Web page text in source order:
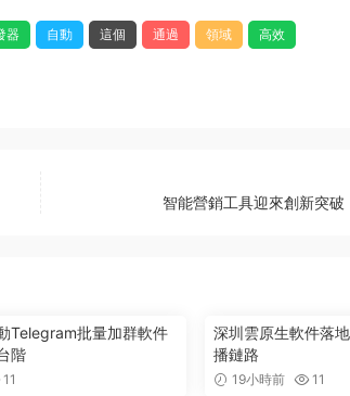
器 自動 這個 通過 領域 高效
智能營銷工具迎來創新突
Telegram批量加群軟件
階
11
深圳雲原生軟件落
播鏈路
19小時前 11